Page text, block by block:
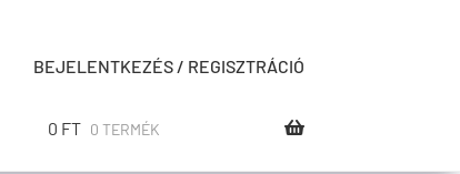
BEJELENTKEZÉS / REGISZTRÁCIÓ
0 FT 0 TERMÉK